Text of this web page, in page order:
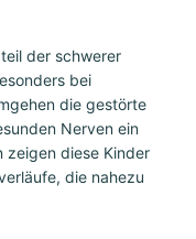
der schwerer
bei
die gestörte
Nerven ein
zeigen diese Kinder
die nahezu